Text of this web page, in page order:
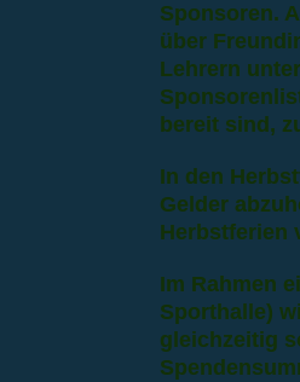
Sponsoren.
über
Lehrern
bereit sind,
In den
Gelder
Herbstferien
Im Rahmen
Sporthalle)
gleichzeitig